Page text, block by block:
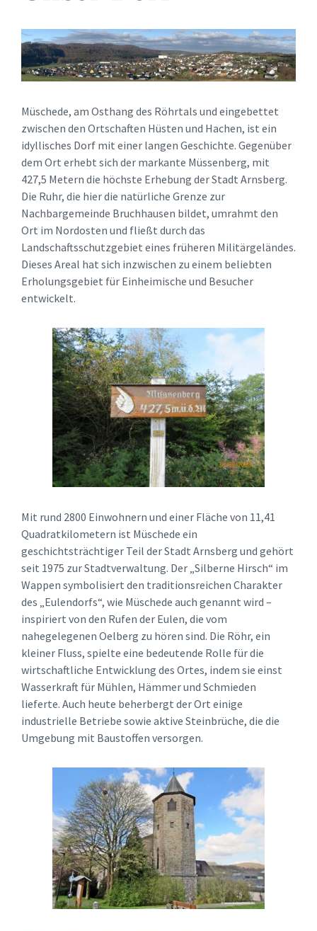
Müschede, am Osthang des Röhrtals und eingebettet
zwischen den Ortschaften Hüsten und Hachen, ist ein
idyllisches Dorf mit einer langen Geschichte. Gegenüber
dem Ort erhebt sich der markante Müssenberg, mit
427,5 Metern die höchste Erhebung der Stadt Arnsberg.
Die Ruhr, die hier die natürliche Grenze zur
Nachbargemeinde Bruchhausen bildet, umrahmt den
Ort im Nordosten und fließt durch das
Landschaftsschutzgebiet eines früheren Militärgeländes.
Dieses Areal hat sich inzwischen zu einem beliebten
Erholungsgebiet für Einheimische und Besucher
entwickelt.
Mit rund 2800 Einwohnern und einer Fläche von 11,41
Quadratkilometern ist Müschede ein
geschichtsträchtiger Teil der Stadt Arnsberg und gehört
seit 1975 zur Stadtverwaltung. Der „Silberne Hirsch“ im
Wappen symbolisiert den traditionsreichen Charakter
des „Eulendorfs“, wie Müschede auch genannt wird –
inspiriert von den Rufen der Eulen, die vom
nahegelegenen Oelberg zu hören sind. Die Röhr, ein
kleiner Fluss, spielte eine bedeutende Rolle für die
wirtschaftliche Entwicklung des Ortes, indem sie einst
Wasserkraft für Mühlen, Hämmer und Schmieden
lieferte. Auch heute beherbergt der Ort einige
industrielle Betriebe sowie aktive Steinbrüche, die die
Umgebung mit Baustoffen versorgen.